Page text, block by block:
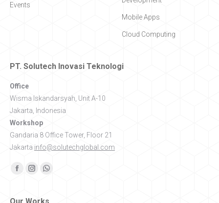
Events
Mobile Apps
Cloud Computing
PT. Solutech Inovasi Teknologi
Office
Wisma Iskandarsyah, Unit A-10
Jakarta, Indonesia
Workshop
Gandaria 8 Office Tower, Floor 21
Jakarta info@solutechglobal.com
Find us on:
InstagramWhatsapp